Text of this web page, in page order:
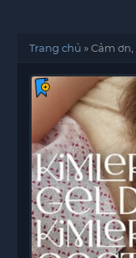
Trang chủ »Cảm